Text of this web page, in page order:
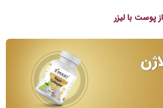
پوست با لیزر